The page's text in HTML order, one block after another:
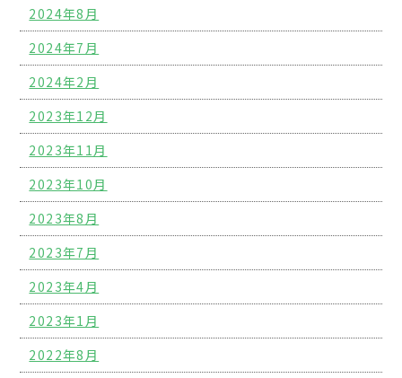
2024年8月
2024年7月
2024年2月
2023年12月
2023年11月
2023年10月
2023年8月
2023年7月
2023年4月
2023年1月
2022年8月